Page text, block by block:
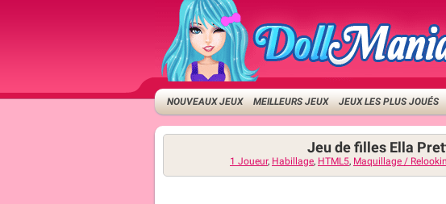
NOUVEAUX JEUX MEILLEURS JEUX JEUX LES PLUS JOUÉS
Jeu de filles Ella
1 Joueur, Habillage, HTML5, Maquillage /